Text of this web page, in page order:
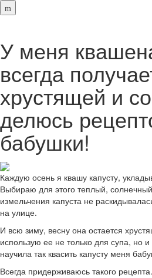
У меня
всегда
хрустящей и
делюсь
бабушки!
Каждую осень я квашу капусту,
Выбираю для этого теплый,
измельчения капуста не
на улице.
И всю зиму, весну она остается
использую ее не только для супа, но
научила так квасить капусту меня
Всегда придерживаюсь такого